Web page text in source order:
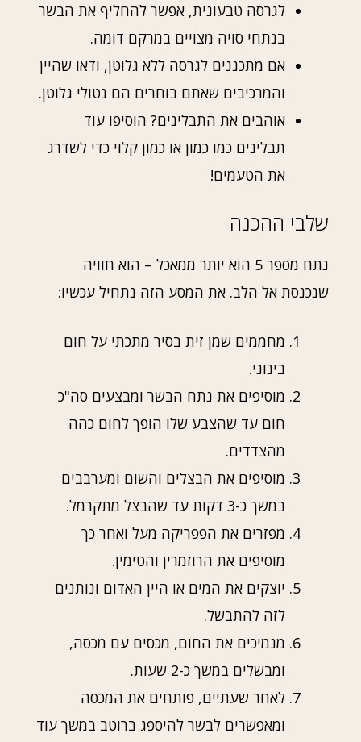
לגרסה טבעונית, אפשר להחליף את הבשר
בנתחי סויה מצויים במרקם דומה.
אם מתכננים לגרסה ללא גלוטן, ודאו שהיין
והמרכיבים שאתם בוחרים הם נטולי גלוטן.
אוהבים את התבלינים? הוסיפו עוד
תבלינים כמו כמון או כמון קלוי כדי לשדרג
את הטעמים!
שלבי ההכנה
נתח מספר 5 הוא יותר ממאכל – הוא חוויה
שנכנסת אל הלב. את המסע הזה נתחיל עכשיו:
מחממים שמן זית בסיר מתכתי על חום
בינוני.
מוסיפים את נתח הבשר ומבצעים סה"כ
חום עד שהצבע שלו הופך לחום כהה
מהצדדים.
מוסיפים את הבצלים והשום ומערבבים
במשך כ-3 דקות עד שהבצל מתקרמל.
מפזרים את הפפריקה מעל ואחר כך
מוסיפים את הרוזמרין והטימין.
יוצקים את המים או היין האדום ונותנים
לזה להתבשל.
מנמיכים את החום, מכסים עם מכסה,
ומבשלים במשך כ-2 שעות.
לאחר שעתיים, פותחים את המכסה
ומאפשרים לבשר להיספג ברוטב במשך עוד